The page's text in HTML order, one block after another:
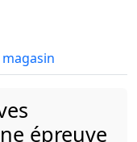
épreuve